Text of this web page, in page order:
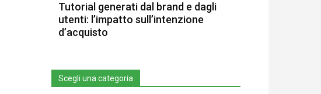
Tutorial generati dal brand e dagli
utenti: l’impatto sull’intenzione
d’acquisto
Scegli una categoria